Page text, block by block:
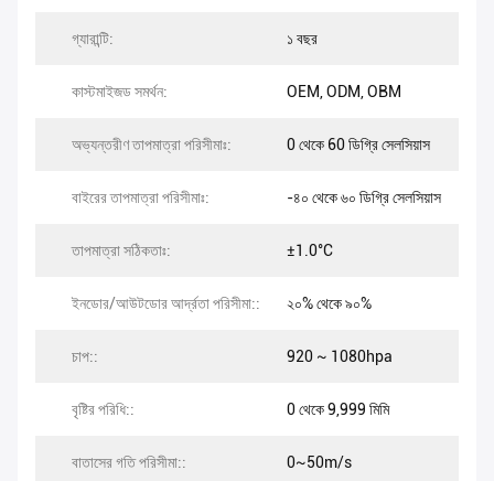
গ্যারান্টি: ১ বছর
কাস্টমাইজড সমর্থন: OEM, ODM, OBM
অভ্যন্তরীণ তাপমাত্রা পরিসীমাঃ: 0 থেকে 60 ডিগ্রি সেলসিয়াস
বাইরের তাপমাত্রা পরিসীমাঃ: -৪০ থেকে ৬০ ডিগ্রি সেলসিয়াস
তাপমাত্রা সঠিকতাঃ: ±1.0°C
ইনডোর/আউটডোর আর্দ্রতা পরিসীমা:: ২০% থেকে ৯০%
চাপ:: 920 ~ 1080hpa
বৃষ্টির পরিধি:: 0 থেকে 9,999 মিমি
বাতাসের গতি পরিসীমা:: 0~50m/s